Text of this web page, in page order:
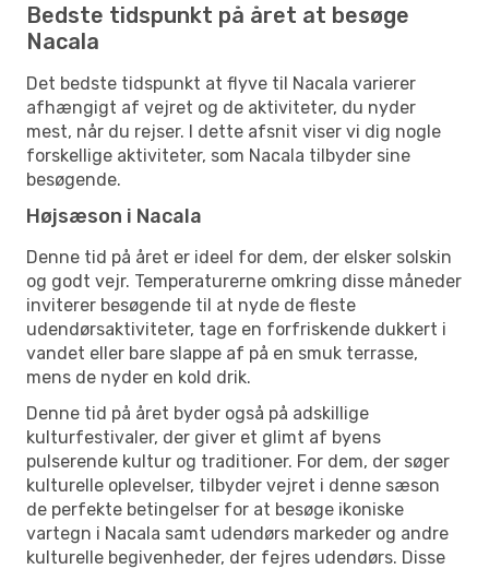
Bedste tidspunkt på året at besøge
Nacala
Det bedste tidspunkt at flyve til Nacala varierer
afhængigt af vejret og de aktiviteter, du nyder
mest, når du rejser. I dette afsnit viser vi dig nogle
forskellige aktiviteter, som Nacala tilbyder sine
besøgende.
Højsæson i Nacala
Denne tid på året er ideel for dem, der elsker solskin
og godt vejr. Temperaturerne omkring disse måneder
inviterer besøgende til at nyde de fleste
udendørsaktiviteter, tage en forfriskende dukkert i
vandet eller bare slappe af på en smuk terrasse,
mens de nyder en kold drik.
Denne tid på året byder også på adskillige
kulturfestivaler, der giver et glimt af byens
pulserende kultur og traditioner. For dem, der søger
kulturelle oplevelser, tilbyder vejret i denne sæson
de perfekte betingelser for at besøge ikoniske
vartegn i Nacala samt udendørs markeder og andre
kulturelle begivenheder, der fejres udendørs. Disse